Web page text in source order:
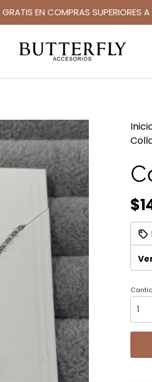
GRATIS EN COMPRAS